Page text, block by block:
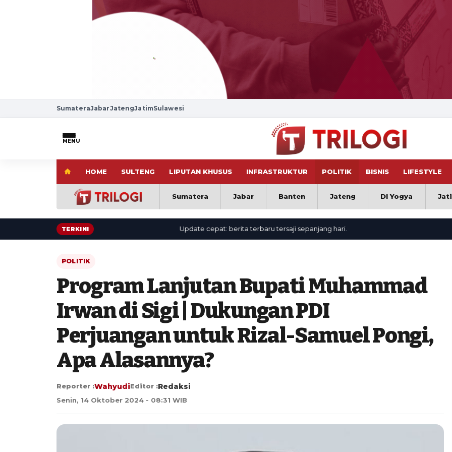
SumateraJabarJatengJatimSulawesi
MENU
HOME SULTENG LIPUTAN KHUSUS INFRASTRUKTUR POLITIK BISNIS LIFESTYLE
Sumatera Jabar Banten Jateng DI Yogya
TERKINI Update cepat: berita terbaru tersaji sepanjang hari.
POLITIK
Program Lanjutan Bupati Muhammad
Irwan di Sigi | Dukungan PDI
Perjuangan untuk Rizal-Samuel Pongi,
Apa Alasannya?
Reporter :WahyudiEditor :Redaksi
Senin, 14 Oktober 2024 - 08:31 WIB